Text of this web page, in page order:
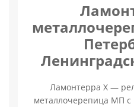
Ламонтерра X —
металлочерепица МП с